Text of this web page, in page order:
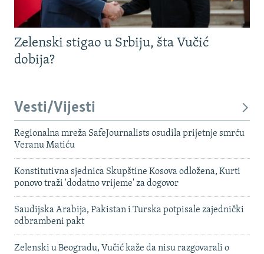
Zelenski stigao u Srbiju, šta Vučić
dobija?
Vesti/Vijesti
Regionalna mreža SafeJournalists osudila prijetnje smrću
Veranu Matiću
Konstitutivna sjednica Skupštine Kosova odložena, Kurti
ponovo traži 'dodatno vrijeme' za dogovor
Saudijska Arabija, Pakistan i Turska potpisale zajednički
odbrambeni pakt
Zelenski u Beogradu, Vučić kaže da nisu razgovarali o